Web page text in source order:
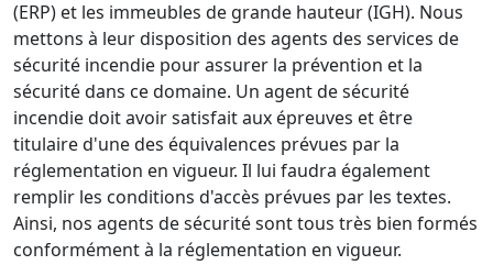
(ERP) et les immeubles de grande hauteur (IGH). Nous
mettons à leur disposition des agents des services de
sécurité incendie pour assurer la prévention et la
sécurité dans ce domaine. Un agent de sécurité
incendie doit avoir satisfait aux épreuves et être
titulaire d'une des équivalences prévues par la
réglementation en vigueur. Il lui faudra également
remplir les conditions d'accès prévues par les textes.
Ainsi, nos agents de sécurité sont tous très bien formés
conformément à la réglementation en vigueur.